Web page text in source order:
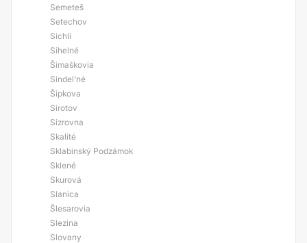
Semeteš
Setechov
Sichli
Sihelné
Šimaškovia
Sindel’né
Šipkova
Sirotov
Sizrovna
Skalité
Sklabinský Podzámok
Sklené
Skurová
Slanica
Šlesarovia
Slezina
Slovany